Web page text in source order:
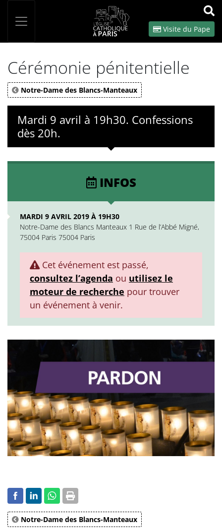
OK
Visite du Pape
Cérémonie pénitentielle
Notre-Dame des Blancs-Manteaux
Mardi 9 avril à 19h30. Confessions
dès 20h.
INFOS
MARDI 9 AVRIL 2019 À 19H30
Notre-Dame des Blancs Manteaux 1 Rue de l’Abbé Migné,
75004 Paris 75004 Paris
Cet événement est passé,
consultez l’agenda ou utilisez le
moteur de recherche pour trouver
un événement à venir.
Notre-Dame des Blancs-Manteaux
Panneau de gestion des cookies